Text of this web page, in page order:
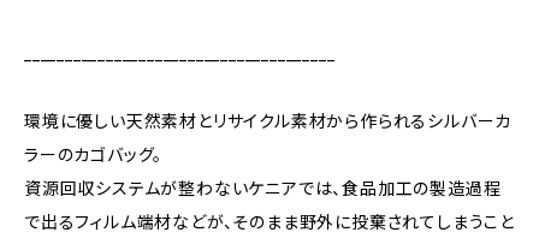
環境に優しい天然素材とリサイクル素材から作られるシルバーカ
ラーのカゴバッグ。
資源回収システムが整わないケニアでは、食品加工の製造過程
で出るフィルム端材などが、そのまま野外に投棄されてしまうこと